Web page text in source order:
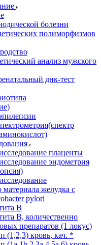
болезни
полиморфизмов
анализ мужского
днк-тест
плаценты
эндометрия
материала желудка с
pylori
B
B, количественно
препаратов (1 локус)
(1,2,3) кровь, кач. *